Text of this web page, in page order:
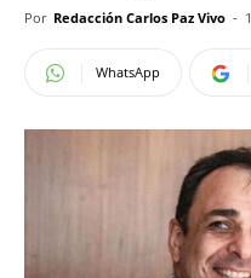
Por Redacción Carlos Paz Vivo -
WhatsApp